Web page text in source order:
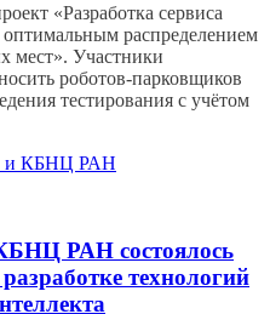
«Разработка сервиса
оптимальным распределением
мест». Участники
роботов-парковщиков
тестирования с учётом
и КБНЦ РАН
РАН состоялось
технологий